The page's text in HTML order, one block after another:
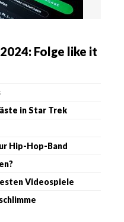
Folge like it
in Star Trek
Hip-Hop-Band
Videospiele